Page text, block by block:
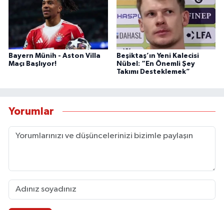
Bayern Münih - Aston Villa
Maçı Başlıyor!
Beşiktaş’ın Yeni Kalecisi
Nübel: “En Önemli Şey
Takımı Desteklemek”
Yorumlar